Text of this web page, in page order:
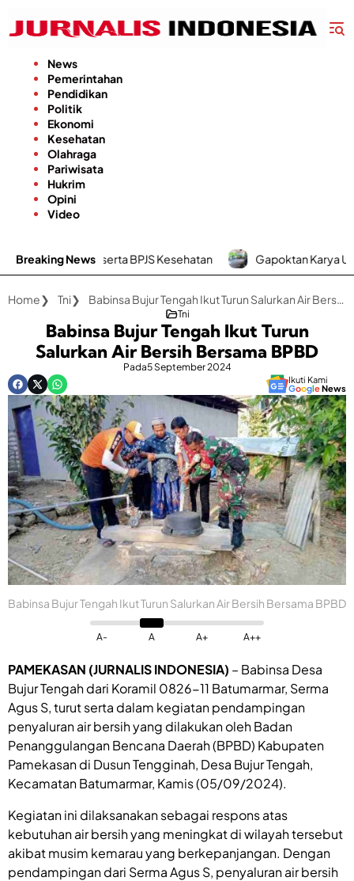
konten
News
Pemerintahan
Pendidikan
Politik
Ekonomi
Kesehatan
Olahraga
Pariwisata
Hukrim
Opini
Video
Breaking News
Peserta BPJS Kesehatan Gapoktan Karya Utama Desa
Home Tni Babinsa Bujur Tengah Ikut Turun Salurkan Air Bersih Bersama BPBD
Tni
Babinsa Bujur Tengah Ikut Turun
Salurkan Air Bersih Bersama BPBD
Pada5 September 2024
Ikuti Kami
GoogleNews
Babinsa Bujur Tengah Ikut Turun Salurkan Air Bersih Bersama BPBD
A- A A+ A++
PAMEKASAN (JURNALIS INDONESIA) – Babinsa Desa
Bujur Tengah dari Koramil 0826-11 Batumarmar, Serma
Agus S, turut serta dalam kegiatan pendampingan
penyaluran air bersih yang dilakukan oleh Badan
Penanggulangan Bencana Daerah (BPBD) Kabupaten
Pamekasan di Dusun Tengginah, Desa Bujur Tengah,
Kecamatan Batumarmar, Kamis (05/09/2024).
Kegiatan ini dilaksanakan sebagai respons atas
kebutuhan air bersih yang meningkat di wilayah tersebut
akibat musim kemarau yang berkepanjangan. Dengan
pendampingan dari Serma Agus S, penyaluran air bersih